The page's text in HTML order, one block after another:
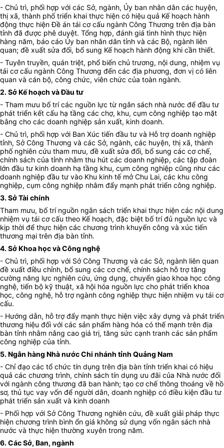
- Chủ trì, phối hợp với các Sở, ngành, Ủy ban nhân dân các huyện,
thị xã, thành phố triển khai thực hiện có hiệu quả Kế hoạch hành
động thực hiện Đề án tái cơ cấu ngành Công Thương trên địa bàn
tỉnh đã được phê duyệt. Tổng hợp, đánh giá tình hình thực hiện
hàng năm, báo cáo Ủy ban nhân dân tỉnh và các Bộ, ngành liên
quan; đề xuất sửa đổi, bổ sung Kế hoạch hành động khi cần thiết.
- Tuyên truyền, quán triệt, phổ biến chủ trương, nội dung, nhiệm vụ
tái cơ cấu ngành Công Thương đến các địa phương, đơn vị có liên
quan và cán bộ, công chức, viên chức của toàn ngành.
2. Sở Kế hoạch và Đầu tư
- Tham mưu bố trí các nguồn lực từ ngân sách nhà nước để đầu tư
phát triển kết cấu hạ tầng các chợ, khu, cụm công nghiệp tạo mặt
bằng cho các doanh nghiệp sản xuất, kinh doanh.
- Chủ trì, phối hợp với Ban Xúc tiến đầu tư và Hỗ trợ doanh nghiệp
tỉnh, Sở Công Thương và các Sở, ngành, các huyện, thị xã, thành
phố nghiên cứu tham mưu, đề xuất sửa đổi, bổ sung các cơ chế,
chính sách của tỉnh nhằm thu hút các doanh nghiệp, các tập đoàn
lớn đầu tư kinh doanh hạ tầng khu, cụm công nghiệp cũng như các
doanh nghiệp đầu tư vào Khu kinh tế mở Chu Lai, các khu công
nghiệp, cụm công nghiệp nhằm đẩy mạnh phát triển công nghiệp.
3. Sở Tài chính
Tham mưu, bố trí nguồn ngân sách triển khai thực hiện các nội dung
nhiệm vụ tái cơ cấu theo Kế hoạch, đặc biệt bố trí đủ nguồn lực và
kịp thời để thực hiện các chương trình khuyến công và xúc tiến
thương mại trên địa bàn tỉnh.
4. Sở Khoa học và Công nghệ
- Chủ trì, phối hợp với Sở Công Thương và các Sở, ngành liên quan
đề xuất điều chỉnh, bổ sung các cơ chế, chính sách hỗ trợ tăng
cường năng lực nghiên cứu, ứng dụng, chuyển giao khoa học công
nghệ, tiến bộ kỹ thuật, xã hội hóa nguồn lực cho phát triển khoa
học, công nghệ, hỗ trợ ngành công nghiệp thực hiện nhiệm vụ tái cơ
cấu.
- Hướng dẫn, hỗ trợ đẩy mạnh thực hiện việc xây dựng và phát triển
thương hiệu đối với các sản phẩm hàng hóa có thế mạnh trên địa
bàn tỉnh nhằm nâng cao giá trị, tăng sức cạnh tranh các sản phẩm
công nghiệp của tỉnh.
5. Ngân hàng Nhà nước Chi nhánh tỉnh Quảng Nam
- Chỉ đạo các tổ chức tín dụng trên địa bàn tỉnh triển khai có hiệu
quả các chương trình, chính sách tín dụng ưu đãi của Nhà nước đối
với ngành công thương đã ban hành; tạo cơ chế thông thoáng về hồ
sơ, thủ tục vay vốn để người dân, doanh nghiệp có điều kiện đầu tư
phát triển sản xuất và kinh doanh
- Phối hợp với Sở Công Thương nghiên cứu, đề xuất giải pháp thực
hiện chương trình bình ổn giá không sử dụng vốn ngân sách nhà
nước và thực hiện thường xuyên trong năm.
6. Các Sở, Ban, ngành